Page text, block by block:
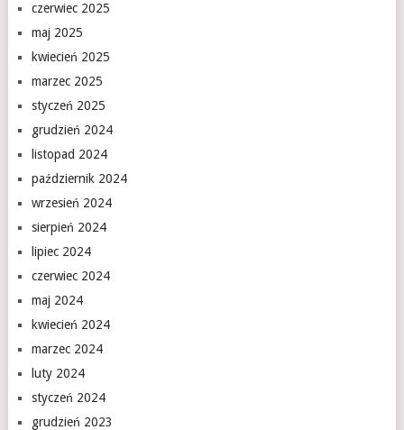
czerwiec 2025
maj 2025
kwiecień 2025
marzec 2025
styczeń 2025
grudzień 2024
listopad 2024
październik 2024
wrzesień 2024
sierpień 2024
lipiec 2024
czerwiec 2024
maj 2024
kwiecień 2024
marzec 2024
luty 2024
styczeń 2024
grudzień 2023